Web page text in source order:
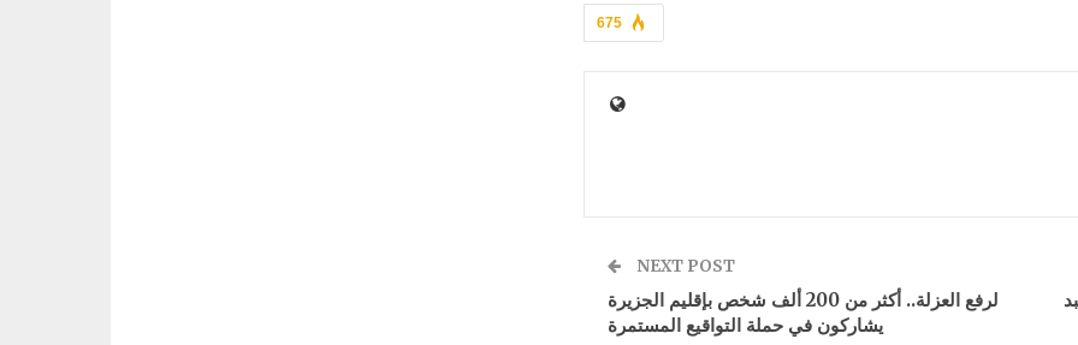
675
NEXT POST
لرفع العزلة.. أكثر من 200 ألف شخص بإقليم الجزيرة
يشاركون في حملة التواقيع المستمرة